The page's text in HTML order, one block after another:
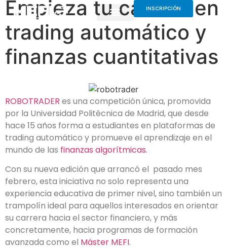
INSCRIPCIÓN
Empieza tu camino en
trading automático y
finanzas cuantitativas
ROBOTRADER es una competición única, promovida
por la Universidad Politécnica de Madrid, que desde
hace 15 años forma a estudiantes en plataformas de
trading automático y promueve el aprendizaje en el
mundo de las finanzas algorítmicas.
Con su nueva edición que arrancó el pasado mes
febrero, esta iniciativa no solo representa una
experiencia educativa de primer nivel, sino también un
trampolín ideal para aquellos interesados en orientar
su carrera hacia el sector financiero, y más
concretamente, hacia programas de formación
avanzada como el Máster MEFI.